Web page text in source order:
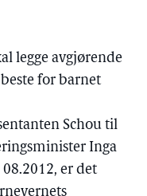
legge avgjørende
for barnet
Schou til
Inga
er det